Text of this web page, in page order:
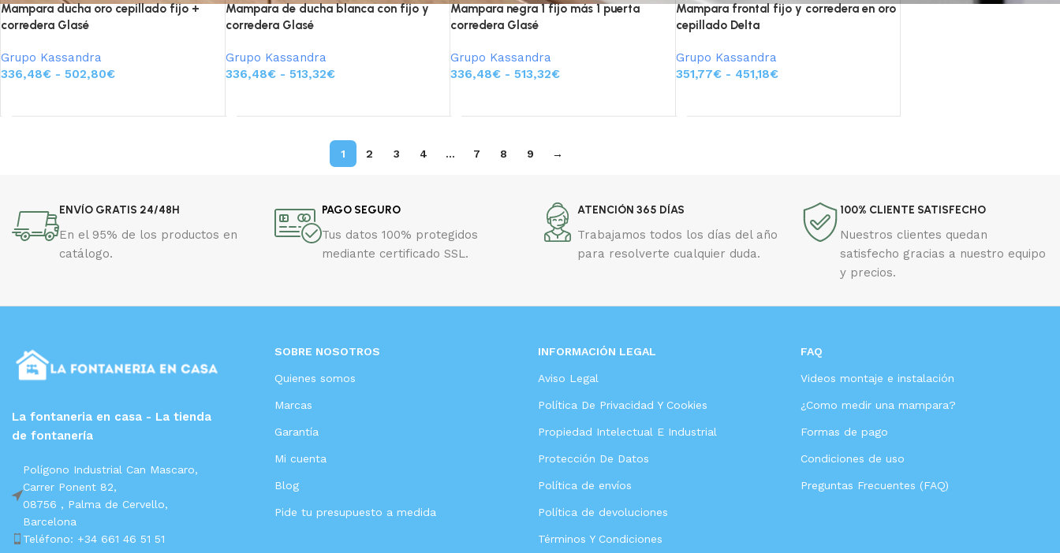
Mampara ducha oro cepillado fijo +
corredera Glasé
Grupo Kassandra
336,48€ - 502,80€
Mampara de ducha blanca con fijo y
corredera Glasé
Grupo Kassandra
336,48€ - 513,32€
Mampara negra 1 fijo más 1 puerta
corredera Glasé
Grupo Kassandra
336,48€ - 513,32€
Mampara frontal fijo y corredera en oro
cepillado Delta
Grupo Kassandra
351,77€ - 451,18€
1 2 3 4 … 7 8 9 →
ENVÍO GRATIS 24/48H
En el 95% de los productos en
catálogo.
PAGO SEGURO
Tus datos 100% protegidos
mediante certificado SSL.
ATENCIÓN 365 DÍAS
Trabajamos todos los días del año
para resolverte cualquier duda.
100% CLIENTE SATISFECHO
Nuestros clientes quedan
satisfecho gracias a nuestro equipo
y precios.
La fontaneria en casa - La tienda
de fontanería
Polígono Industrial Can Mascaro,
Carrer Ponent 82,
08756 , Palma de Cervello,
Barcelona
Teléfono: +34 661 46 51 51
SOBRE NOSOTROS
Quienes somos
Marcas
Garantía
Mi cuenta
Blog
Pide tu presupuesto a medida
INFORMACIÓN LEGAL
Aviso Legal
Política De Privacidad Y Cookies
Propiedad Intelectual E Industrial
Protección De Datos
Política de envíos
Política de devoluciones
Términos Y Condiciones
FAQ
Videos montaje e instalación
¿Como medir una mampara?
Formas de pago
Condiciones de uso
Preguntas Frecuentes (FAQ)